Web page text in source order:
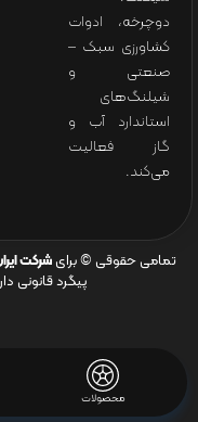
محصولات
دوچرخه، ادوات
کشاورزی سبک –
صنعتی و
شیلنگ‌های
استاندارد آب و
گاز فعالیت
می‌کند.
تمامی حقوقی © برایشرکت
پیگرد قانونی